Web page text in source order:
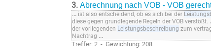
3. Abrechnung nach VOB - VOB
... ist also entscheidend, ob es sich bei der
diese gegen grundlegende Regeln der VOB verstößt.
der vorliegenden Leistungsbeschreibung zum
Nachtrag ...
Treffer: 2 - Gewichtung: 208